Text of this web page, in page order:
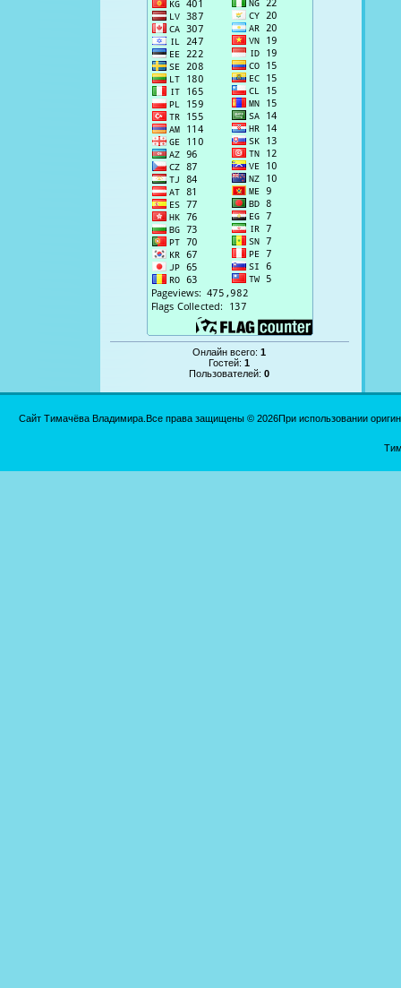
Онлайн всего:1
Гостей:1
Пользователей:0
Сайт Тимачёва Владимира.Все права защищены © 2026При использовании